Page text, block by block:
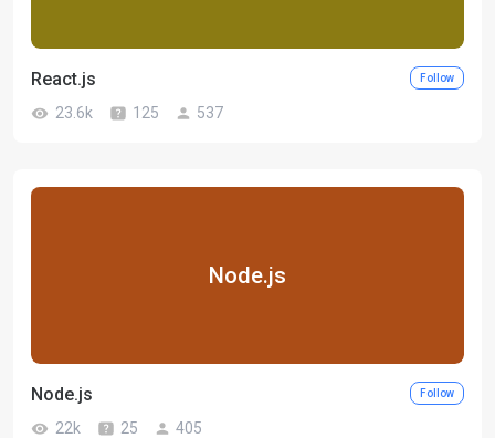
React.js Follow
23.6k 125 537
Node.js
Node.js Follow
22k 25 405